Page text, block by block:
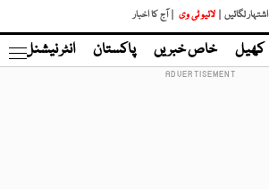
اشتہار لگائیں |
لائیو ٹی وی | آج کا اخبار
کھیل خاص خبریں پاکستان انٹر نیشنل